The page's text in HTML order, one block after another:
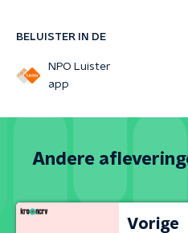
BELUISTER IN DE
NPO Luister
app
Andere
Vorige